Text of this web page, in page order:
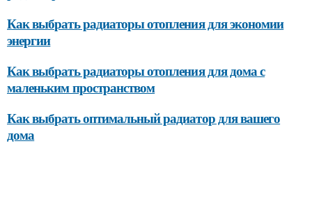
Как выбрать радиаторы отопления для экономии
энергии
Как выбрать радиаторы отопления для дома с
маленьким пространством
Как выбрать оптимальный радиатор для вашего
дома